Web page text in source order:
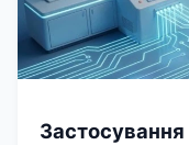
Застосування